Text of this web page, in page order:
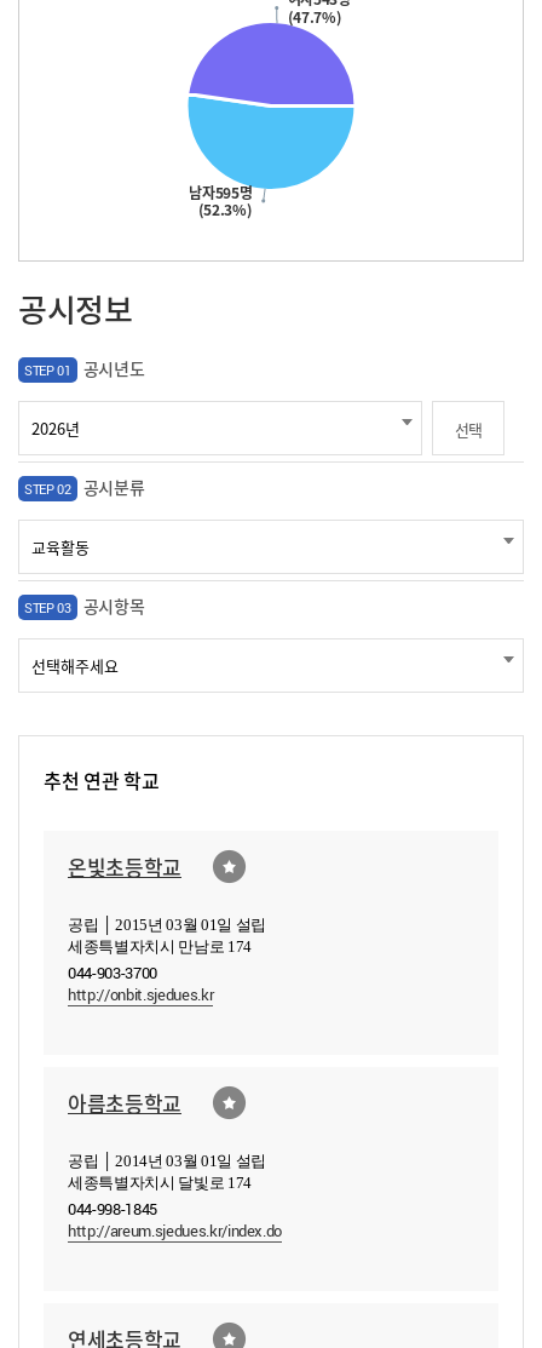
남자595명
(52.3%)
(47.7%)
공시정보
STEP 01 공시년도
선택
STEP 02 공시분류
STEP 03 공시항목
추천 연관 학교
온빛초등학교
공립 │ 2015년 03월 01일 설립
세종특별자치시 만남로 174
044-903-3700
http://onbit.sjedues.kr
아름초등학교
공립 │ 2014년 03월 01일 설립
세종특별자치시 달빛로 174
044-998-1845
http://areum.sjedues.kr/index.do
연세초등학교